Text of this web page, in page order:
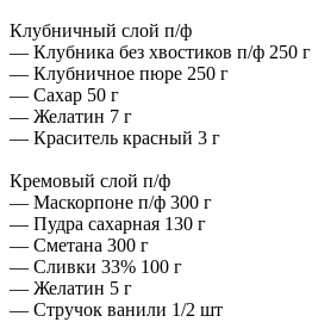
Клубничный слой п/ф
— Клубника без хвостиков п/ф 250 г
— Клубничное пюре 250 г
— Сахар 50 г
— Желатин 7 г
— Краситель красный 3 г
Кремовый слой п/ф
— Маскорпоне п/ф 300 г
— Пудра сахарная 130 г
— Сметана 300 г
— Сливки 33% 100 г
— Желатин 5 г
— Стручок ванили 1/2 шт